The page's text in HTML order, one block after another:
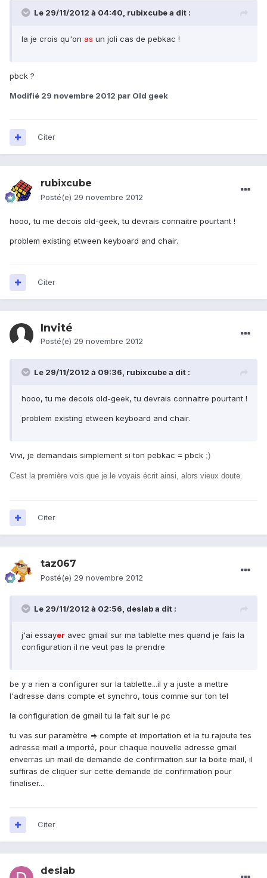
Le 29/11/2012 à 04:40, rubixcube a dit :
la je crois qu'on as un joli cas de pebkac !
pbck ?
Modifié 29 novembre 2012 par Old geek
Citer
rubixcube
Posté(e) 29 novembre 2012
hooo, tu me decois old-geek, tu devrais connaitre pourtant !
problem existing etween keyboard and chair.
Citer
Invité
Posté(e) 29 novembre 2012
Le 29/11/2012 à 09:36, rubixcube a dit :
hooo, tu me decois old-geek, tu devrais connaitre pourtant !
problem existing etween keyboard and chair.
Vivi, je demandais simplement si ton pebkac = pbck ;)
C'est la première vois que je le voyais écrit ainsi, alors vieux doute.
Citer
taz067
Posté(e) 29 novembre 2012
Le 29/11/2012 à 02:56, deslab a dit :
j'ai essayer avec gmail sur ma tablette mes quand je fais la
configuration il ne veut pas la prendre
be y a rien a configurer sur la tablette...il y a juste a mettre
l'adresse dans compte et synchro, tous comme sur ton tel
la configuration de gmail tu la fait sur le pc
tu vas sur paramètre => compte et importation et la tu rajoute tes
adresse mail a importé, pour chaque nouvelle adresse gmail
enverras un mail de demande de confirmation sur la boite mail, il
suffiras de cliquer sur cette demande de confirmation pour
finaliser...
Citer
deslab